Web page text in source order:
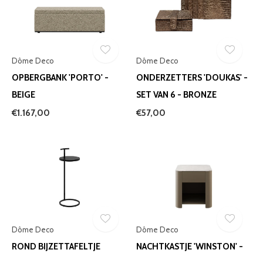
Dôme Deco
OPBERGBANK 'PORTO' -
BEIGE
€1.167,00
Dôme Deco
ONDERZETTERS 'DOUKAS' -
SET VAN 6 - BRONZE
€57,00
Dôme Deco
ROND BIJZETTAFELTJE
Dôme Deco
NACHTKASTJE 'WINSTON' -